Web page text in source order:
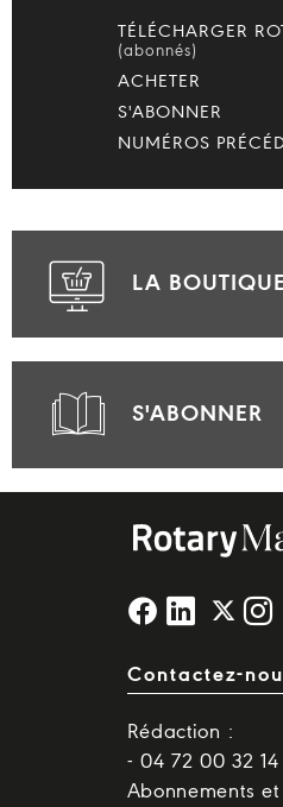
TÉLÉCHARGER
(abonnés)
ACHETER
S'ABONNER
NUMÉROS
LA BOUTIQUE
S'ABONNER
Contactez-
Rédaction :
- 04 72 00 32 14
Abonnements